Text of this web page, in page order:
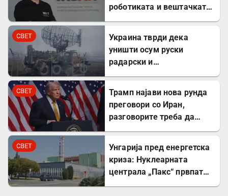
роботиката и вештачката
СВЕТ
Украина тврди дека
уништи осум руски
радарски и
СВЕТ
Трамп најави нова рунда
преговори со Иран,
разговорите треба да
СВЕТ
Унгарија пред енергетска
криза: Нуклеарната
централа „Пакс“ првпат